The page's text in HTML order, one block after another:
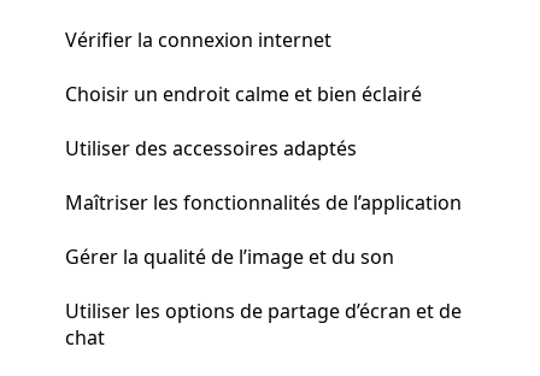
Vérifier la connexion internet
Choisir un endroit calme et bien éclairé
Utiliser des accessoires adaptés
Maîtriser les fonctionnalités de l’application
Gérer la qualité de l’image et du son
Utiliser les options de partage d’écran et de
chat